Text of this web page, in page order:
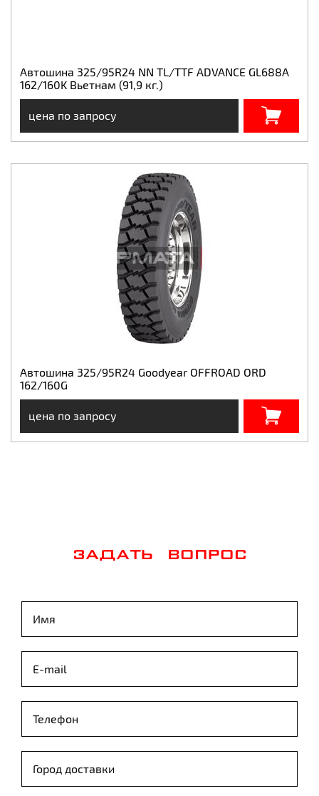
Автошина 325/95R24 NN TL/TTF ADVANCE GL688A
162/160K Вьетнам (91,9 кг.)
цена по запросу
Автошина 325/95R24 Goodyear OFFROAD ORD
162/160G
цена по запросу
ЗАДАТЬ ВОПРОС